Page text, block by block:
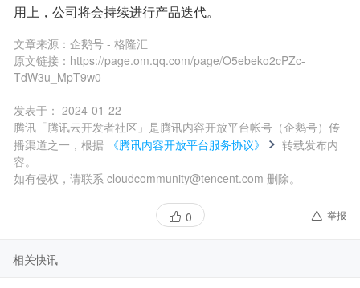
用上，公司将会持续进行产品迭代。
文章来源： 企鹅号 - 格隆汇
原文链接： https://page.om.qq.com/page/O5ebeko2cPZc-
TdW3u_MpT9w0
发表于： 2024-01-22
腾讯「腾讯云开发者社区」是腾讯内容开放平台帐号（企鹅号）传
播渠道之一，根据
《腾讯内容开放平台服务协议》
转载发布内
容。
如有侵权，请联系 cloudcommunity@tencent.com 删除。
0 举报
相关快讯